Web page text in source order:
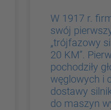
W 1917 r.
swój
„trójfazowy
20 KM”.
pochodziły
węglowych i
dostawy
do maszyn